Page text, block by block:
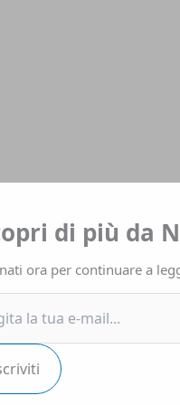
di più da
ora per continuare a